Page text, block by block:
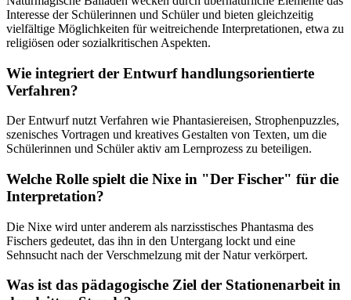
Interesse der Schülerinnen und Schüler und bieten gleichzeitig
vielfältige Möglichkeiten für weitreichende Interpretationen, etwa zu
religiösen oder sozialkritischen Aspekten.
Wie integriert der Entwurf handlungsorientierte
Verfahren?
Der Entwurf nutzt Verfahren wie Phantasiereisen, Strophenpuzzles,
szenisches Vortragen und kreatives Gestalten von Texten, um die
Schülerinnen und Schüler aktiv am Lernprozess zu beteiligen.
Welche Rolle spielt die Nixe in "Der Fischer" für die
Interpretation?
Die Nixe wird unter anderem als narzisstisches Phantasma des
Fischers gedeutet, das ihn in den Untergang lockt und eine
Sehnsucht nach der Verschmelzung mit der Natur verkörpert.
Was ist das pädagogische Ziel der Stationenarbeit in